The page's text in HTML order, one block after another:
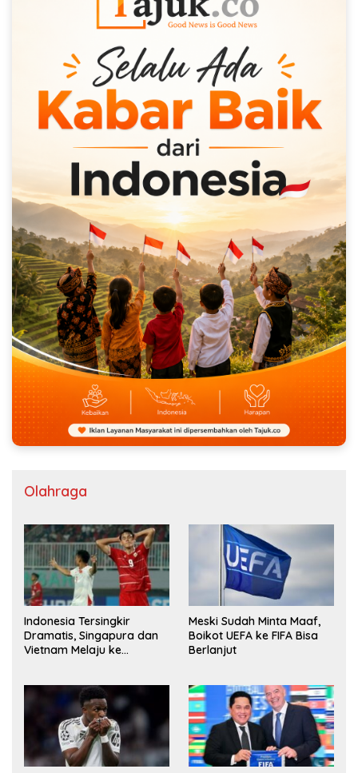
Olahraga
Indonesia Tersingkir
Dramatis, Singapura dan
Vietnam Melaju ke
Meski Sudah Minta Maaf,
Boikot UEFA ke FIFA Bisa
Berlanjut